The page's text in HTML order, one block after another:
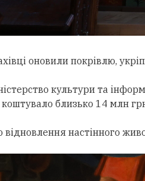
оновили покрівлю,
культури та
близько 14 млн
настінного